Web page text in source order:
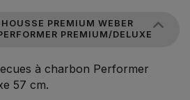
PREMIUM WEBER
PREMIUM/DELUXE
à charbon Performer
57 cm.